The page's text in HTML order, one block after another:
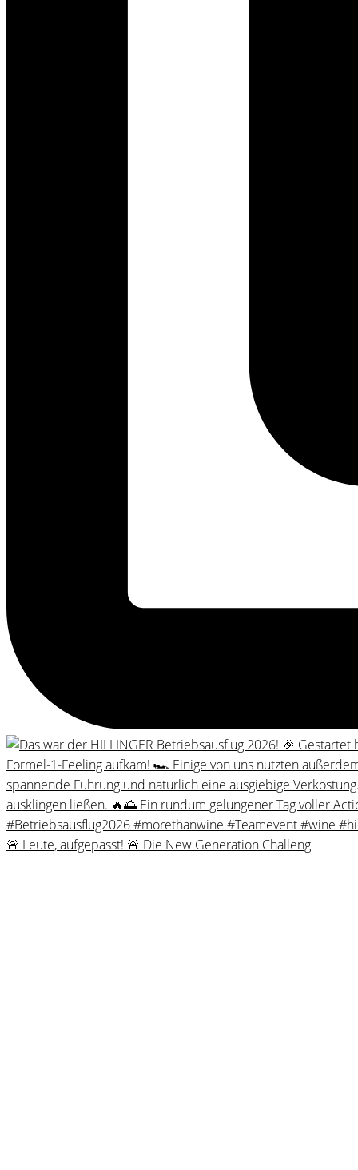
🚨 Leute, aufgepasst! 🚨 Die New Generation Challeng